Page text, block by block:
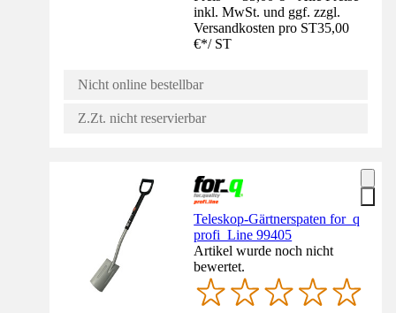
inkl. MwSt. und ggf. zzgl.
Versandkosten pro ST35,00
€*/ ST
Nicht online bestellbar
Z.Zt. nicht reservierbar
Teleskop-Gärtnerspaten for_q
profi_Line 99405
Artikel wurde noch nicht
bewertet.